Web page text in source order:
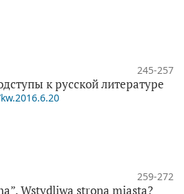
245-257
к русской литературе
259-272
Wstydliwa strona miasta?